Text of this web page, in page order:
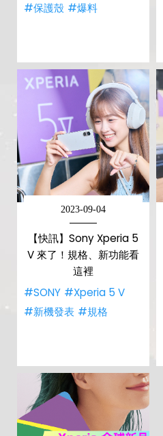
#保護殼 #爆料
2023-09-04
【快訊】Sony Xperia 5
V 來了！規格、新功能看
這裡
#SONY #Xperia 5 V
#新機發表 #規格